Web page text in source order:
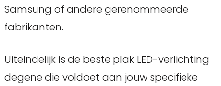
Samsung of andere gerenommeerde
fabrikanten.
Uiteindelijk is de beste plak LED-verlichting
degene die voldoet aan jouw specifieke